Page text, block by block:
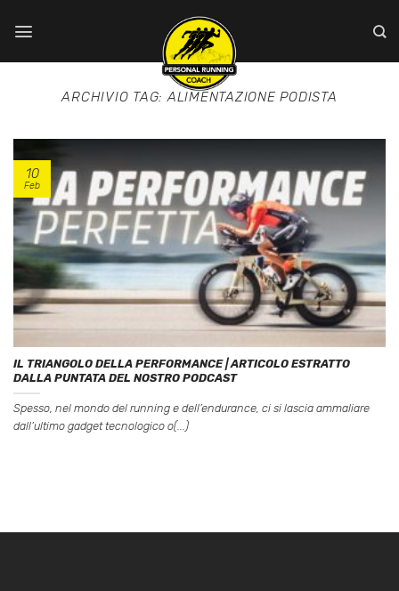
ARCHIVIO TAG:ALIMENTAZIONE PODISTA
IL TRIANGOLO DELLA PERFORMANCE | ARTICOLO ESTRATTO
DALLA PUNTATA DEL NOSTRO PODCAST
Spesso, nel mondo del running e dell’endurance, ci si lascia ammaliare
dall’ultimo gadget tecnologico o(...)
10
Feb